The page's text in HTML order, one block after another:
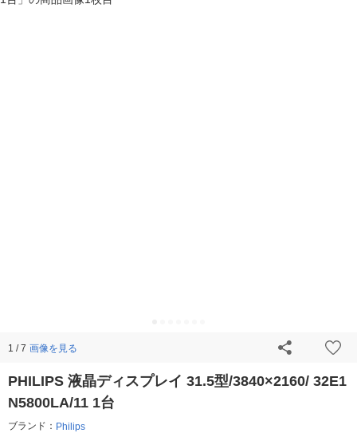
1 / 7 画像を見る
PHILIPS 液晶ディスプレイ 31.5型/3840×2160/ 32E1
N5800LA/11 1台
ブランド： Philips